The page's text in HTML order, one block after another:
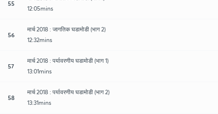
55
12:05mins
56
मार्च 2018 : जागतिक घडामोडी (भाग 2)
12:32mins
57
मार्च 2018 : पर्यावरणीय घडामोडी (भाग 1)
13:01mins
58
मार्च 2018 : पर्यावरणीय घडामोडी (भाग 2)
13:31mins